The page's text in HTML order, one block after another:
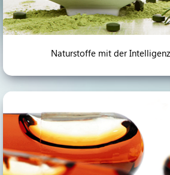
Naturstoffe mit der